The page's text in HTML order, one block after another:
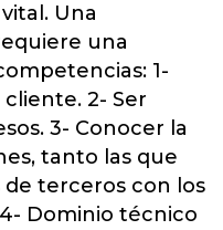
Una
una
1-
2- Ser
3- Conocer la
tanto las que
terceros con los
Dominio técnico